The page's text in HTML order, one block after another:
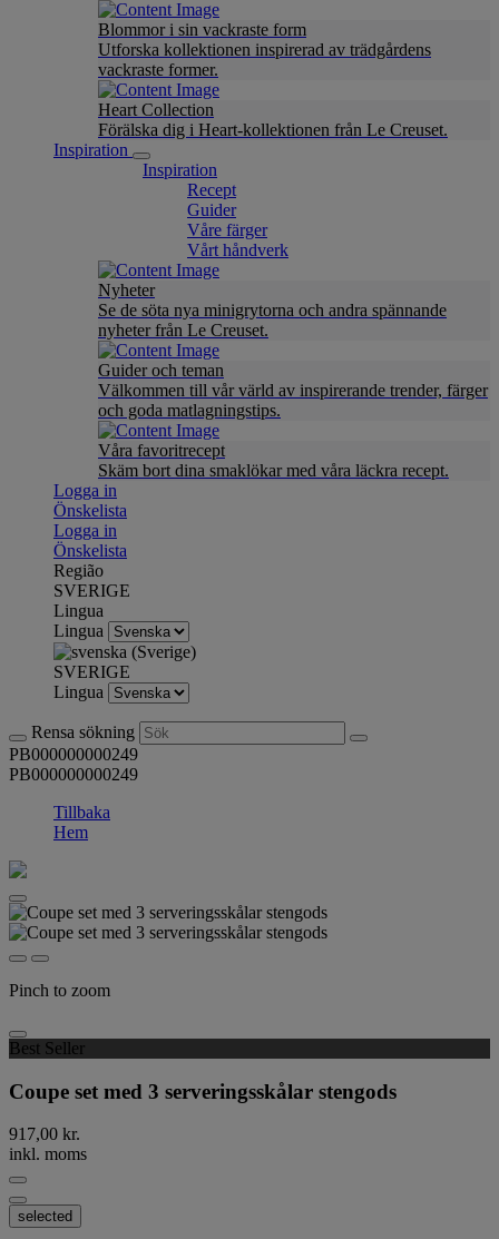
Blommor i sin vackraste form
Utforska kollektionen inspirerad av trädgårdens
vackraste former.
Heart Collection
Förälska dig i Heart-kollektionen från Le Creuset.
Inspiration
Inspiration
Recept
Guider
Våre färger
Vårt håndverk
Nyheter
Se de söta nya minigrytorna och andra spännande
nyheter från Le Creuset.
Guider och teman
Välkommen till vår värld av inspirerande trender, färger
och goda matlagningstips.
Våra favoritrecept
Skäm bort dina smaklökar med våra läckra recept.
Logga in
Önskelista
Logga in
Önskelista
Região
SVERIGE
Lingua
Lingua
SVERIGE
Lingua
Rensa sökning
PB000000000249
PB000000000249
Tillbaka
Hem
Pinch to zoom
Best Seller
Coupe set med 3 serveringsskålar stengods
917,00 kr.
inkl. moms
selected